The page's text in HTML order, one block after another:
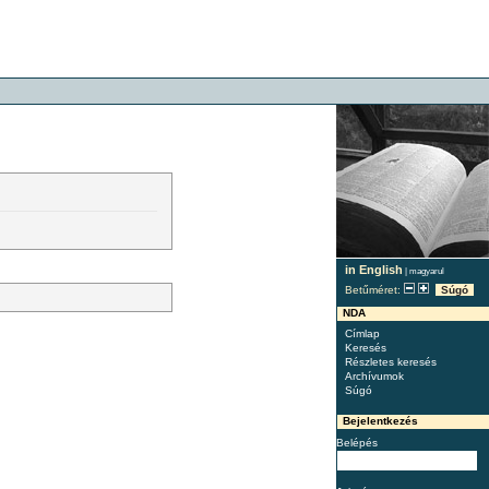
in English | magyarul
Betűméret:
Súgó
NDA
Címlap
Keresés
Részletes keresés
Archívumok
Súgó
Bejelentkezés
Belépés